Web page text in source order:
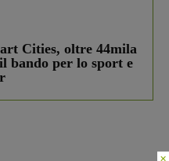
Cities, oltre 44mila
bando per lo sport e
×